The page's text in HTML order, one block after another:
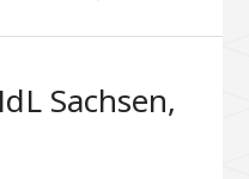
Sachsen,